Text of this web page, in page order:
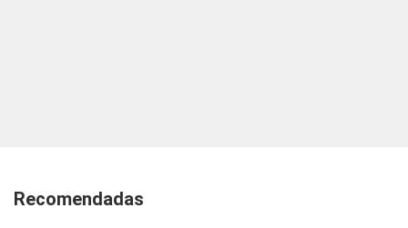
Recomendadas